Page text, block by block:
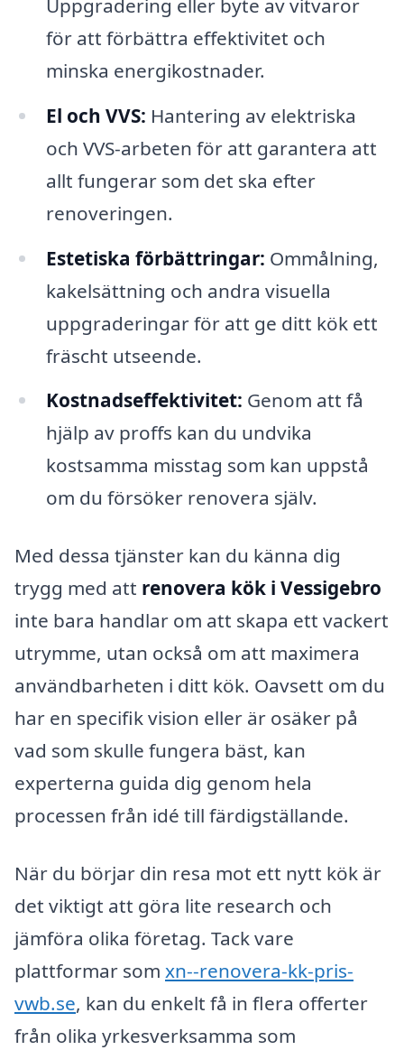
Uppgradering eller byte av vitvaror
för att förbättra effektivitet och
minska energikostnader.
El och VVS: Hantering av elektriska
och VVS-arbeten för att garantera att
allt fungerar som det ska efter
renoveringen.
Estetiska förbättringar: Ommålning,
kakelsättning och andra visuella
uppgraderingar för att ge ditt kök ett
fräscht utseende.
Kostnadseffektivitet: Genom att få
hjälp av proffs kan du undvika
kostsamma misstag som kan uppstå
om du försöker renovera själv.
Med dessa tjänster kan du känna dig
trygg med att renovera kök i Vessigebro
inte bara handlar om att skapa ett vackert
utrymme, utan också om att maximera
användbarheten i ditt kök. Oavsett om du
har en specifik vision eller är osäker på
vad som skulle fungera bäst, kan
experterna guida dig genom hela
processen från idé till färdigställande.
När du börjar din resa mot ett nytt kök är
det viktigt att göra lite research och
jämföra olika företag. Tack vare
plattformar som xn--renovera-kk-pris-
vwb.se, kan du enkelt få in flera offerter
från olika yrkesverksamma som